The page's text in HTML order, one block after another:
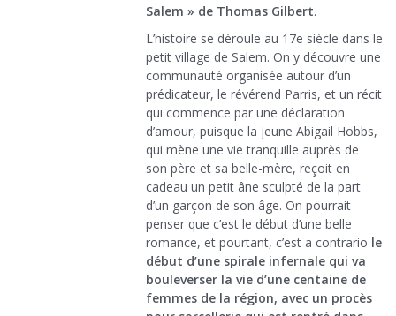
Salem » de Thomas Gilbert.
L’histoire se déroule au 17e siècle dans le
petit village de Salem. On y découvre une
communauté organisée autour d’un
prédicateur, le révérend Parris, et un récit
qui commence par une déclaration
d’amour, puisque la jeune Abigail Hobbs,
qui mène une vie tranquille auprès de
son père et sa belle-mère, reçoit en
cadeau un petit âne sculpté de la part
d’un garçon de son âge. On pourrait
penser que c’est le début d’une belle
romance, et pourtant, c’est a contrario le
début d’une spirale infernale qui va
bouleverser la vie d’une centaine de
femmes de la région, avec un procès